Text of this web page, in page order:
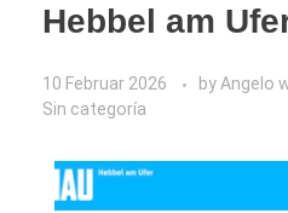
Hebbel am
10 Februar 2026 byAngelo
Sin categoría